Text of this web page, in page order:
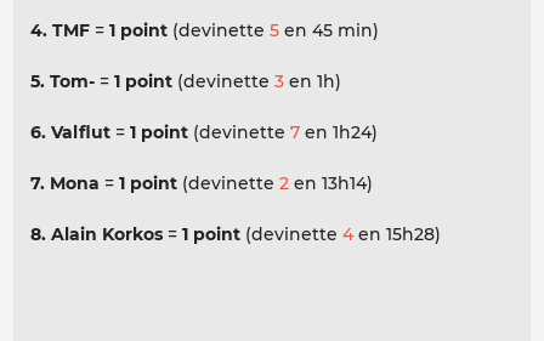
4. TMF = 1 point (devinette 5 en 45 min)
5. Tom- = 1 point (devinette 3 en 1h)
6. Valflut = 1 point (devinette 7 en 1h24)
7. Mona = 1 point (devinette 2 en 13h14)
8. Alain Korkos = 1 point (devinette 4en 15h28)